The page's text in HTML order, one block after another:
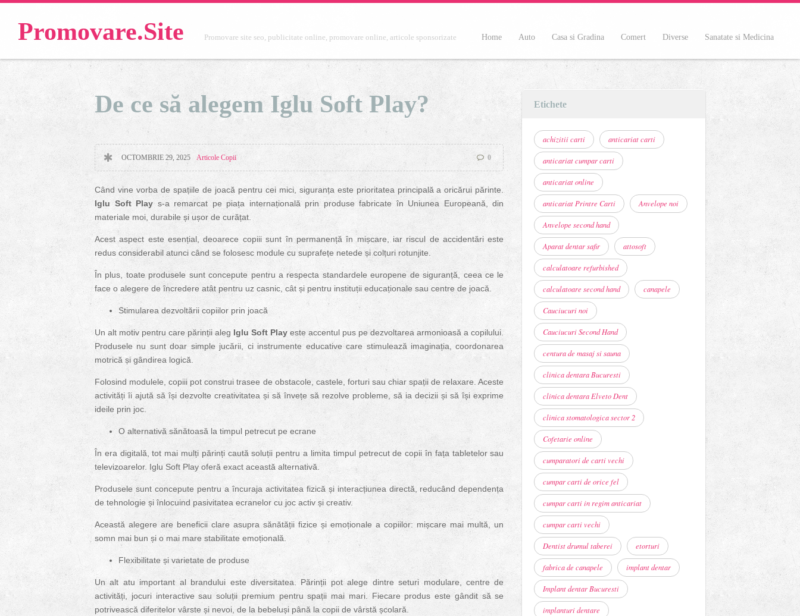
Promovare.Site Promovare site seo, publicitate online, promovare online, articole sponsorizate Home Auto Casa si Gradina Comert Diverse Sanatate si Medicina
De ce să alegem Iglu Soft Play?
OCTOMBRIE 29, 2025 Articole Copii 0
Când vine vorba de spațiile de joacă pentru cei mici, siguranța este prioritatea principală a oricărui părinte.
Iglu Soft Play s-a remarcat pe piața internațională prin produse fabricate în Uniunea Europeană, din
materiale moi, durabile și ușor de curățat.
Acest aspect este esențial, deoarece copiii sunt în permanență în mișcare, iar riscul de accidentări este
redus considerabil atunci când se folosesc module cu suprafețe netede și colțuri rotunjite.
În plus, toate produsele sunt concepute pentru a respecta standardele europene de siguranță, ceea ce le
face o alegere de încredere atât pentru uz casnic, cât și pentru instituții educaționale sau centre de joacă.
Stimularea dezvoltării copiilor prin joacă
Un alt motiv pentru care părinții aleg Iglu Soft Play este accentul pus pe dezvoltarea armonioasă a copilului.
Produsele nu sunt doar simple jucării, ci instrumente educative care stimulează imaginația, coordonarea
motrică și gândirea logică.
Folosind modulele, copiii pot construi trasee de obstacole, castele, forturi sau chiar spații de relaxare. Aceste
activități îi ajută să își dezvolte creativitatea și să învețe să rezolve probleme, să ia decizii și să își exprime
ideile prin joc.
O alternativă sănătoasă la timpul petrecut pe ecrane
În era digitală, tot mai mulți părinți caută soluții pentru a limita timpul petrecut de copii în fața tabletelor sau
televizoarelor. Iglu Soft Play oferă exact această alternativă.
Produsele sunt concepute pentru a încuraja activitatea fizică și interacțiunea directă, reducând dependența
de tehnologie și înlocuind pasivitatea ecranelor cu joc activ și creativ.
Această alegere are beneficii clare asupra sănătății fizice și emoționale a copiilor: mișcare mai multă, un
somn mai bun și o mai mare stabilitate emoțională.
Flexibilitate și varietate de produse
Un alt atu important al brandului este diversitatea. Părinții pot alege dintre seturi modulare, centre de
activități, jocuri interactive sau soluții premium pentru spații mai mari. Fiecare produs este gândit să se
potrivească diferitelor vârste și nevoi, de la bebeluși până la copii de vârstă școlară.
Etichete
achizitii carti anticariat carti
anticariat cumpar carti
anticariat online
anticariat Printre Carti Anvelope noi
Anvelope second hand
Aparat dentar safir attosoft
calculatoare refurbished
calculatoare second hand canapele
Cauciucuri noi
Cauciucuri Second Hand
centura de masaj si sauna
clinica dentara Bucuresti
clinica dentara Elveto Dent
clinica stomatologica sector 2
Cofetarie online
cumparatori de carti vechi
cumpar carti de orice fel
cumpar carti in regim anticariat
cumpar carti vechi
Dentist drumul taberei etorturi
fabrica de canapele implant dentar
Implant dentar Bucuresti
implanturi dentare